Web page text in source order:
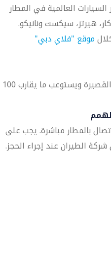
العالمية في المطار
هيرتز، سيكست ونانيكو.
موقع "فلاي دبي"
يتوفر مواقف للسيارات للفترات القصيرة ويستوعب ما يقارب 100
بالمطار مباشرة. يجب على
الطيران عند إجراء الحجز.